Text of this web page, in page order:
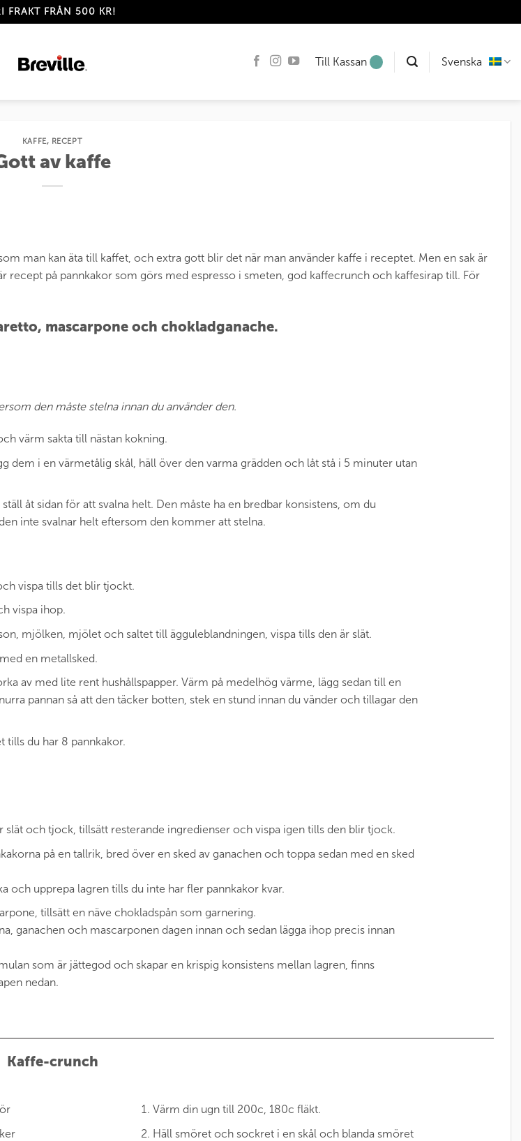
FRAKT FRÅN 500 KR!
Till Kassan Svenska
KAFFE, RECEPT
av kaffe
man kan äta till kaffet, och extra gott blir det när man använder kaffe i receptet. Men en sak är
recept på pannkakor som görs med espresso i smeten, god kaffecrunch och kaffesirap till. För
mascarpone och chokladganache.
den måste stelna innan du använder den.
värm sakta till nästan kokning.
dem i en värmetålig skål, häll över den varma grädden och låt stå i 5 minuter utan
åt sidan för att svalna helt. Den måste ha en bredbar konsistens, om du
inte svalnar helt eftersom den kommer att stelna.
vispa tills det blir tjockt.
vispa ihop.
mjölken, mjölet och saltet till ägguleblandningen, vispa tills den är slät.
en metallsked.
av med lite rent hushållspapper. Värm på medelhög värme, lägg sedan till en
pannan så att den täcker botten, stek en stund innan du vänder och tillagar den
tills du har 8 pannkakor.
slät och tjock, tillsätt resterande ingredienser och vispa igen tills den blir tjock.
på en tallrik, bred över en sked av ganachen och toppa sedan med en sked
och upprepa lagren tills du inte har fler pannkakor kvar.
tillsätt en näve chokladspån som garnering.
ganachen och mascarponen dagen innan och sedan lägga ihop precis innan
som är jättegod och skapar en krispig konsistens mellan lagren, finns
nedan.
Kaffe-crunch
Värm din ugn till 200c, 180c fläkt.
Häll smöret och sockret i en skål och blanda smöret